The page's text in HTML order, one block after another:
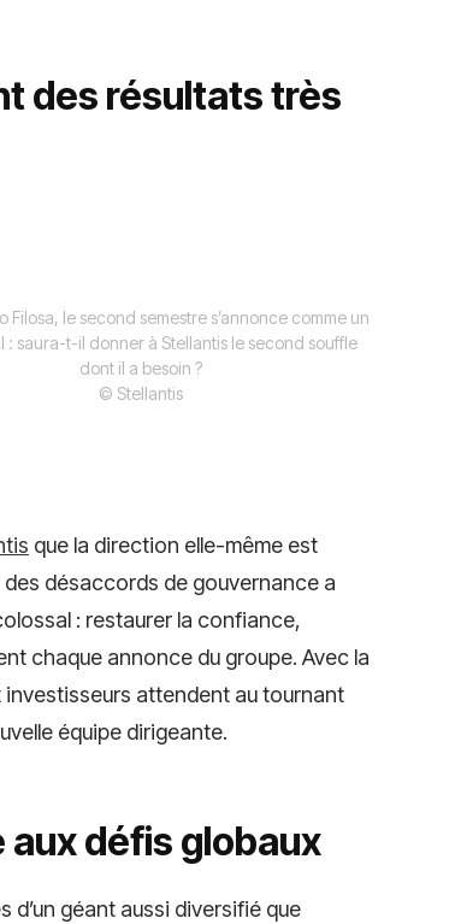
des résultats très
Filosa, le second semestre s’annonce comme un
: saura-t-il donner à Stellantis le second souffle
dont il a besoin ?
© Stellantis
que la direction elle-même est
désaccords de gouvernance a
: restaurer la confiance,
chaque annonce du groupe. Avec la
attendent au tournant
équipe dirigeante.
aux défis globaux
d’un géant aussi diversifié que